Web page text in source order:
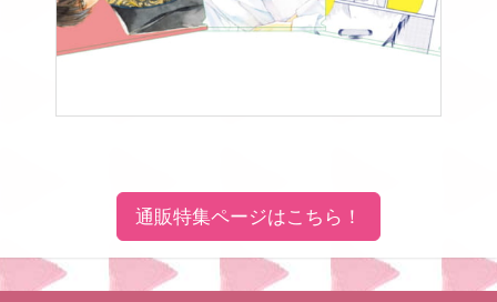
通販特集ページはこちら！